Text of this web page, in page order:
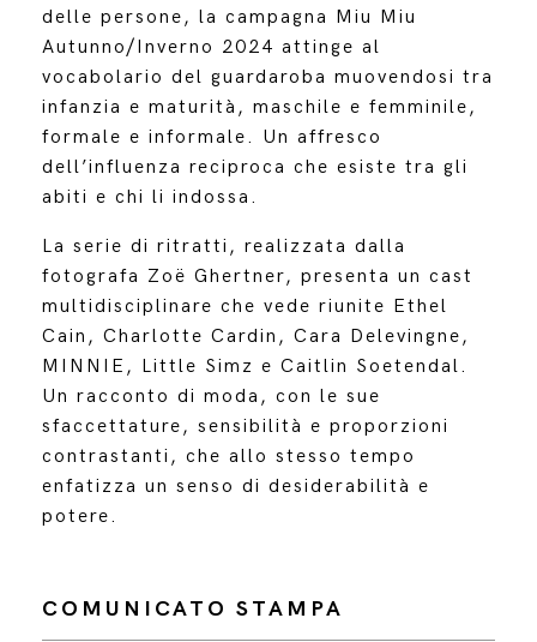
delle persone, la campagna Miu Miu
Autunno/Inverno 2024 attinge al
vocabolario del guardaroba muovendosi tra
infanzia e maturità, maschile e femminile,
formale e informale. Un affresco
dell’influenza reciproca che esiste tra gli
abiti e chi li indossa.
La serie di ritratti, realizzata dalla
fotografa Zoë Ghertner, presenta un cast
multidisciplinare che vede riunite Ethel
Cain, Charlotte Cardin, Cara Delevingne,
MINNIE, Little Simz e Caitlin Soetendal.
Un racconto di moda, con le sue
sfaccettature, sensibilità e proporzioni
contrastanti, che allo stesso tempo
enfatizza un senso di desiderabilità e
potere.
COMUNICATO STAMPA